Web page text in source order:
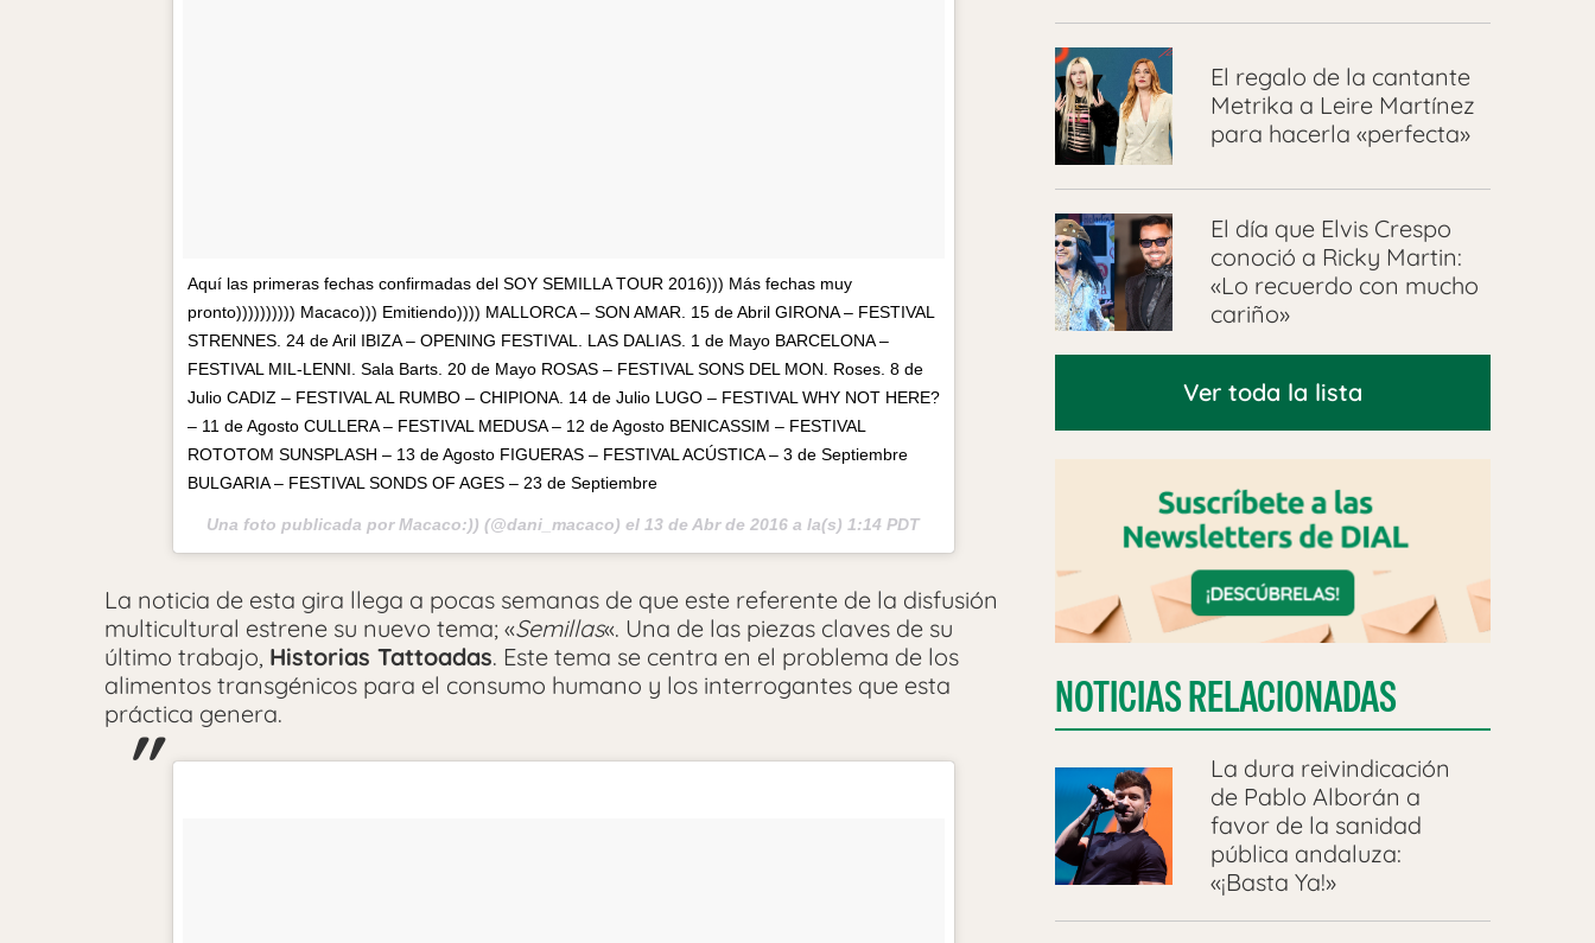
Aquí las primeras fechas confirmadas del SOY SEMILLA TOUR 2016))) Más fechas muy
pronto)))))))))) Macaco))) Emitiendo)))) MALLORCA – SON AMAR. 15 de Abril GIRONA – FESTIVAL
STRENNES. 24 de Aril IBIZA – OPENING FESTIVAL. LAS DALIAS. 1 de Mayo BARCELONA –
FESTIVAL MIL-LENNI. Sala Barts. 20 de Mayo ROSAS – FESTIVAL SONS DEL MON. Roses. 8 de
Julio CADIZ – FESTIVAL AL RUMBO – CHIPIONA. 14 de Julio LUGO – FESTIVAL WHY NOT HERE?
– 11 de Agosto CULLERA – FESTIVAL MEDUSA – 12 de Agosto BENICASSIM – FESTIVAL
ROTOTOM SUNSPLASH – 13 de Agosto FIGUERAS – FESTIVAL ACÚSTICA – 3 de Septiembre
BULGARIA – FESTIVAL SONDS OF AGES – 23 de Septiembre
Una foto publicada por Macaco:)) (@dani_macaco) el 13 de Abr de 2016 a la(s) 1:14 PDT
La noticia de esta gira llega a pocas semanas de que este referente de la disfusión
multicultural estrene su nuevo tema; «Semillas«. Una de las piezas claves de su
último trabajo, Historias Tattoadas. Este tema se centra en el problema de los
alimentos transgénicos para el consumo humano y los interrogantes que esta
práctica genera.
El regalo de la cantante
Metrika a Leire Martínez
para hacerla «perfecta»
El día que Elvis Crespo
conoció a Ricky Martin:
«Lo recuerdo con mucho
cariño»
Ver toda la lista
NOTICIAS RELACIONADAS
La dura reivindicación
de Pablo Alborán a
favor de la sanidad
pública andaluza:
«¡Basta Ya!»